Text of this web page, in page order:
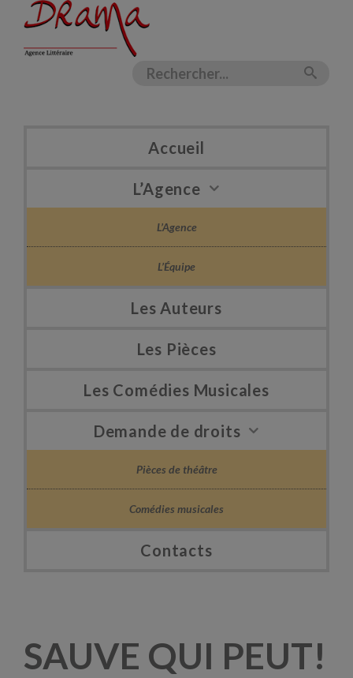
Accueil
L’Agence
L’Agence
L’Équipe
Les Auteurs
Les Pièces
Les Comédies Musicales
Demande de droits
Pièces de théâtre
Comédies musicales
Contacts
SAUVE QUI PEUT!